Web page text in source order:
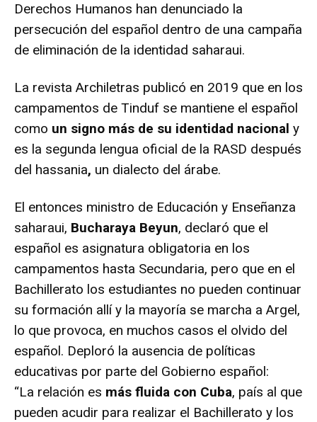
Derechos Humanos han denunciado la
persecución del español dentro de una campaña
de eliminación de la identidad saharaui.
La revista Archiletras publicó en 2019 que en los
campamentos de Tinduf se mantiene el español
como un signo más de su identidad nacional y
es la segunda lengua oficial de la RASD después
del hassania, un dialecto del árabe.
El entonces ministro de Educación y Enseñanza
saharaui, Bucharaya Beyun, declaró que el
español es asignatura obligatoria en los
campamentos hasta Secundaria, pero que en el
Bachillerato los estudiantes no pueden continuar
su formación allí y la mayoría se marcha a Argel,
lo que provoca, en muchos casos el olvido del
español. Deploró la ausencia de políticas
educativas por parte del Gobierno español:
“La relación es más fluida con Cuba, país al que
pueden acudir para realizar el Bachillerato y los